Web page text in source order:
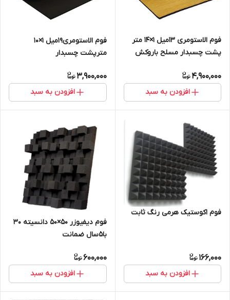
فوم الاستومری 13میل 1×14 متر
پشت چسبدار مسلح باروکش
4,900,000
افزودن به سبد
فوم الاستومری19میل 1×10
مترپشت چسبدار
3,900,000
افزودن به سبد
فوم اکوستیک هرمی رنگ ثابت
166,000
افزودن به سبد
فوم دیفیوزر 50×50 دانسیته 30
با۵سال ضمانت
600,000
افزودن به سبد